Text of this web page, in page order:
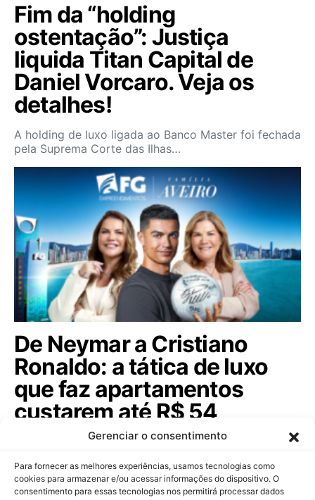
Gerenciar o consentimento
Para fornecer as melhores experiências, usamos tecnologias como
cookies para armazenar e/ou acessar informações do dispositivo. O
consentimento para essas tecnologias nos permitirá processar dados
Fim da “holding
ostentação”: Justiça
liquida Titan Capital de
Daniel Vorcaro. Veja os
detalhes!
A holding de luxo ligada ao Banco Master foi fechada
pela Suprema Corte das Ilhas…
De Neymar a Cristiano
Ronaldo: a tática de luxo
que faz apartamentos
custarem até R$ 54
milhões
Celebridades globais e ídolos sertanejos agora são
sócios de construtoras para atrair…